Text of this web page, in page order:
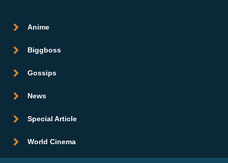
Anime
Biggboss
Gossips
News
Special Article
World Cinema